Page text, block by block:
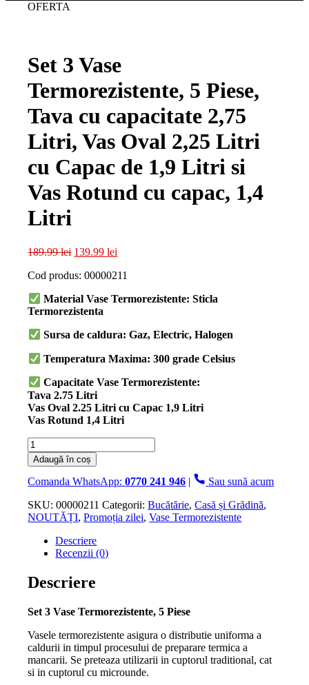
OFERTA
Set 3 Vase
Termorezistente, 5 Piese,
Tava cu capacitate 2,75
Litri, Vas Oval 2,25 Litri
cu Capac de 1,9 Litri si
Vas Rotund cu capac, 1,4
Litri
189.99lei Prețul
a
189.99 lei.
139.99lei
este:
Cod produs: 00000211
Material Vase Termorezistente: Sticla
Termorezistenta
Sursa de caldura: Gaz, Electric, Halogen
Temperatura Maxima: 300 grade Celsius
Capacitate Vase Termorezistente:
Tava 2.75 Litri
Vas Oval 2.25 Litri cu Capac 1,9 Litri
Vas Rotund 1,4 Litri
Cantitate
Set
3
Vase
5
Piese,
capacitate
Litri,
Vas
2,25
Litri
cu
Capac
de
1,9
Adaugă în coș
Comanda WhatsApp:0770 241 946 |
Sau sună acum
SKU:00000211 Categorii:Bucătărie,Casă și Grădină,
NOUTĂȚI,Promoția zilei,Vase Termorezistente
Descriere
Recenzii (0)
Descriere
Set 3 Vase Termorezistente, 5 Piese
Vasele termorezistente asigura o distributie uniforma a
caldurii in timpul procesului de preparare termica a
mancarii. Se preteaza utilizarii in cuptorul traditional, cat
si in cuptorul cu microunde.